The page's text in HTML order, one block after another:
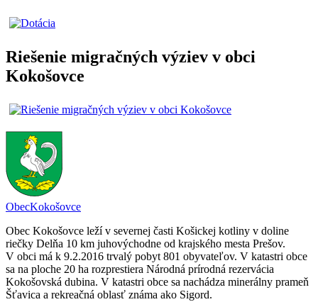
Riešenie migračných výziev v obci
Kokošovce
ObecKokošovce
Obec Kokošovce leží v severnej časti Košickej kotliny v doline
riečky Delňa 10 km juhovýchodne od krajského mesta Prešov.
V obci má k 9.2.2016 trvalý pobyt 801 obyvateľov. V katastri obce
sa na ploche 20 ha rozprestiera Národná prírodná rezervácia
Kokošovská dubina. V katastri obce sa nachádza minerálny prameň
Šťavica a rekreačná oblasť známa ako Sigord.